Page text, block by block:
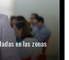
en las zonas